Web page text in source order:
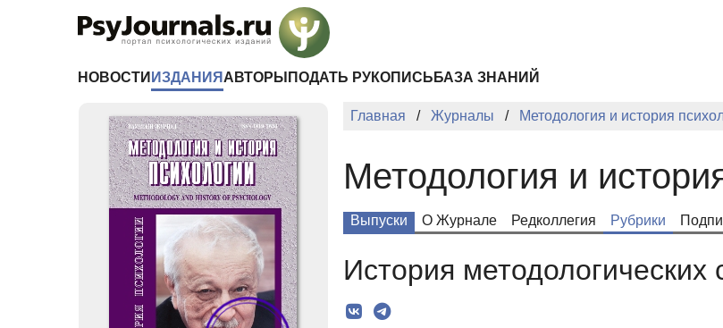
НОВОСТИ ИЗДАНИЯ АВТОРЫ ПОДАТЬ РУКОПИСЬ БАЗА ЗНАНИЙ
Главная Журналы Методология и история
Методология и
Выпуски О Журнале Редколлегия Рубрики
История методологических